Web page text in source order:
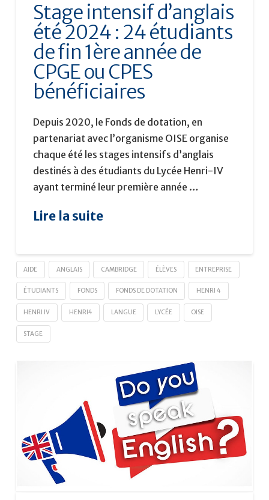
Stage intensif d’anglais
été 2024 : 24 étudiants
de fin 1ère année de
CPGE ou CPES
bénéficiaires
Depuis 2020, le Fonds de dotation, en
partenariat avec l’organisme OISE organise
chaque été les stages intensifs d’anglais
destinés à des étudiants du Lycée Henri-IV
ayant terminé leur première année …
Lire la suite
AIDE ANGLAIS CAMBRIDGE ÉLÈVES ENTREPRISE
ÉTUDIANTS FONDS FONDS DE DOTATION HENRI 4
HENRI IV HENRI4 LANGUE LYCÉE OISE
STAGE